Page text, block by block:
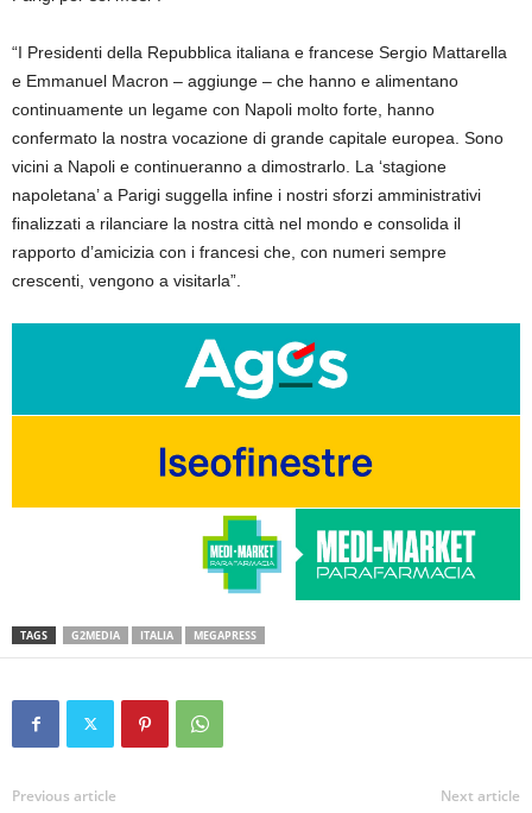
“I Presidenti della Repubblica italiana e francese Sergio Mattarella
e Emmanuel Macron – aggiunge – che hanno e alimentano
continuamente un legame con Napoli molto forte, hanno
confermato la nostra vocazione di grande capitale europea. Sono
vicini a Napoli e continueranno a dimostrarlo. La ‘stagione
napoletana’ a Parigi suggella infine i nostri sforzi amministrativi
finalizzati a rilanciare la nostra città nel mondo e consolida il
rapporto d’amicizia con i francesi che, con numeri sempre
crescenti, vengono a visitarla”.
TAGS G2MEDIA ITALIA MEGAPRESS
Previous article Next article